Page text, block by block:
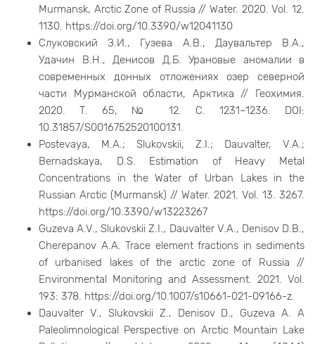
Murmansk, Arctic Zone of Russia // Water. 2020. Vol. 12.
1130. https://doi.org/10.3390/w12041130
Слуковский З.И., Гузева А.В., Даувальтер В.А.,
Удачин В.Н., Денисов Д.Б. Урановые аномалии в
современных донных отложениях озер северной
части Мурманской области, Арктика // Геохимия.
2020. Т. 65, № 12. С. 1231–1236. DOI:
10.31857/S0016752520100131.
Postevaya, M.A.; Slukovskii, Z.I.; Dauvalter, V.A.;
Bernadskaya, D.S. Estimation of Heavy Metal
Concentrations in the Water of Urban Lakes in the
Russian Arctic (Murmansk) // Water. 2021. Vol. 13. 3267.
https://doi.org/10.3390/w13223267
Guzeva A.V., Slukovskii Z.I., Dauvalter V.A., Denisov D.B.,
Cherepanov A.A. Trace element fractions in sediments
of urbanised lakes of the arctic zone of Russia //
Environmental Monitoring and Assessment. 2021. Vol.
193: 378. https://doi.org/10.1007/s10661-021-09166-z.
Dauvalter V., Slukovskii Z., Denisov D., Guzeva A. A
Paleolimnological Perspective on Arctic Mountain Lake